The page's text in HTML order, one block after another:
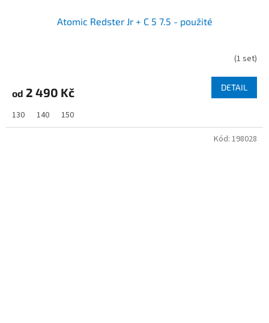
Atomic Redster Jr + C 5 7.5 - použité
(1 set)
od 2 490 Kč DETAIL
130 140 150
Kód: 198028